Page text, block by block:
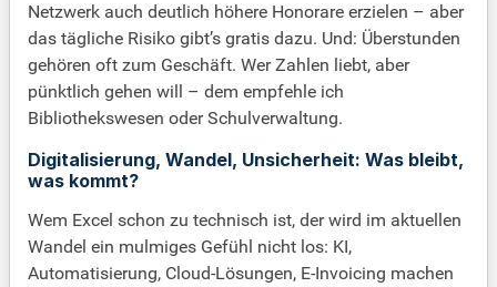
Netzwerk auch deutlich höhere Honorare erzielen – aber
das tägliche Risiko gibt’s gratis dazu. Und: Überstunden
gehören oft zum Geschäft. Wer Zahlen liebt, aber
pünktlich gehen will – dem empfehle ich
Bibliothekswesen oder Schulverwaltung.
Digitalisierung, Wandel, Unsicherheit: Was bleibt,
was kommt?
Wem Excel schon zu technisch ist, der wird im aktuellen
Wandel ein mulmiges Gefühl nicht los: KI,
Automatisierung, Cloud-Lösungen, E-Invoicing machen